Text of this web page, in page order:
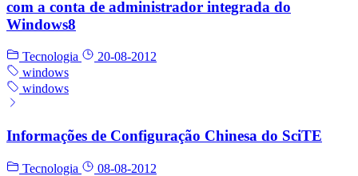
com a conta de administrador integrada do
Windows8
Tecnologia
20-08-2012
windows
windows
Informações de Configuração Chinesa do SciTE
Tecnologia
08-08-2012